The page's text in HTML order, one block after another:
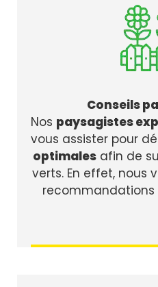
Conseils
Nos paysagistes
vous assister pour
optimalesafin de
verts. En effet, nous
recommandations